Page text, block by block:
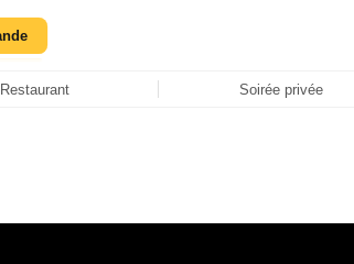
Restaurant Soirée privée